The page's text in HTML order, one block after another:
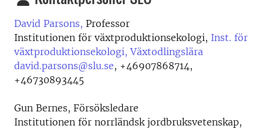
David Parsons, Professor
Institutionen för växtproduktionsekologi, Inst. för
växtproduktionsekologi, Växtodlingslära
david.parsons@slu.se, +46907868714,
+46730893445
Gun Bernes, Försöksledare
Institutionen för norrländsk jordbruksvetenskap,